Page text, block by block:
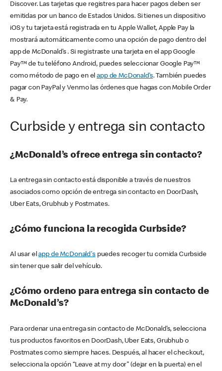
Discover. Las tarjetas que registres para hacer pagos deben ser
emitidas por un banco de Estados Unidos. Si tienes un dispositivo
iOS y tu tarjeta está registrada en tu Apple Wallet, Apple Pay la
mostrará automáticamente como una opción de pago dentro del
app de McDonald’s . Si registraste una tarjeta en el app Google
Pay™ de tu teléfono Android, puedes seleccionar Google Pay™
como método de pago en elapp de McDonald’s. También puedes
pagar con PayPal y Venmo las órdenes que hagas con Mobile Order
& Pay.
Curbside y entrega sin contacto
¿McDonald’s ofrece entrega sin contacto?
La entrega sin contacto está disponible a través de nuestros
asociados como opción de entrega sin contacto en DoorDash,
Uber Eats, Grubhub y Postmates.
¿Cómo funciona la recogida Curbside?
Al usar elapp de McDonald'spuedes recoger tu comida Curbside
sin tener que salir del vehículo.
¿Cómo ordeno para entrega sin contacto de
McDonald’s?
Para ordenar una entrega sin contacto de McDonald’s, selecciona
tus productos favoritos en DoorDash, Uber Eats, Grubhub o
Postmates como siempre haces. Después, al hacer el checkout,
selecciona la opción “Leave at my door” (dejar en la puerta) en el